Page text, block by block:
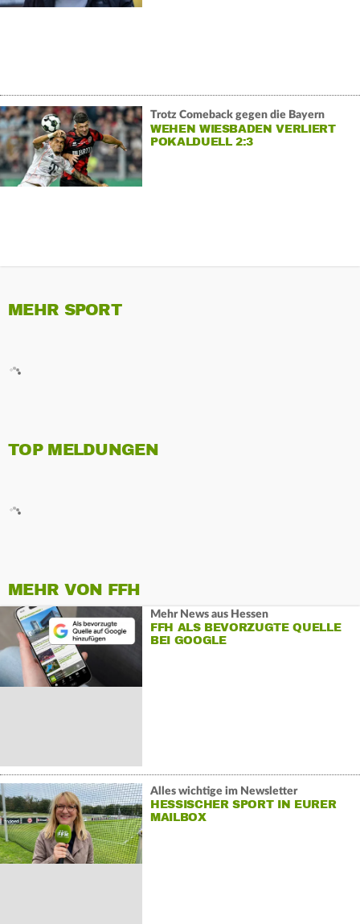
Trotz Comeback gegen die Bayern
WEHEN WIESBADEN VERLIERT
POKALDUELL 2:3
MEHR SPORT
TOP MELDUNGEN
MEHR VON FFH
Mehr News aus Hessen
FFH ALS BEVORZUGTE QUELLE
BEI GOOGLE
Alles wichtige im Newsletter
HESSISCHER SPORT IN EURER
MAILBOX